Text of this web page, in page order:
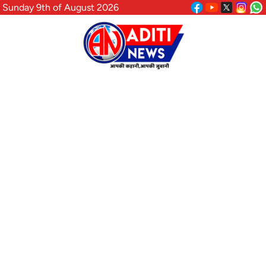
Sunday 9th of August 2026